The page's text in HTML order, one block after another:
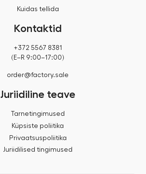
Kuidas tellida
Kontaktid
+372 5567 8381
(E–R 9:00–17:00)
order@factory.sale
Juriidiline teave
Tarnetingimused
Küpsiste poliitika
Privaatsuspoliitika
Juriidilised tingimused